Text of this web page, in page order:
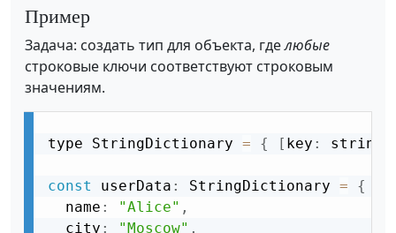
Пример
Задача: создать тип для объекта, гделюбые
строковые ключи соответствуют строковым
значениям.
type StringDictionary = { [ key : string
const userData : StringDictionary =
{
  name
: "Alice" ,
  city
: "Moscow" ,